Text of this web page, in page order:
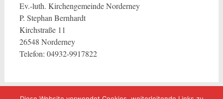
Ev.-luth. Kirchengemeinde Norderney
P. Stephan Bernhardt
Kirchstraße 11
26548 Norderney
Telefon: 04932-9917822